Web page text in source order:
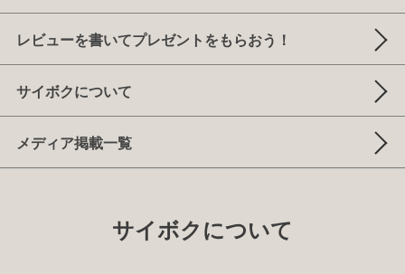
レビューを書いてプレゼントをもらおう！
サイボクについて
メディア掲載一覧
サイボクについて